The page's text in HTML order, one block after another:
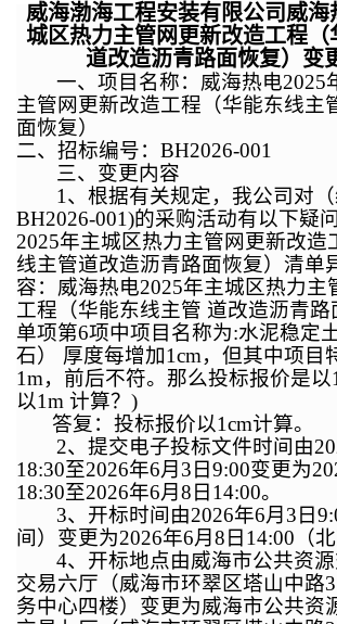
威海渤海工程安装有限公司威海
城区热力主管网更新改造工程（
道改造沥青路面恢复） 变
一、项目名称：威海热电2025
主管网更新改造工程（华能东线主
面恢复）
二、招标编号：BH2026-001
三、 变更内容
1、根据有关规定，我公司对（
BH2026-001)的采购活动有以下疑
2025年主城区热力主管网更新改造
线主管道改造沥青路面恢复）清单
容：威海热电2025年主城区热力主
工程（华能东线主管 道改造沥青路
单项第6项中项目名称为:水泥稳定
石） 厚度每增加1cm，但其中项目
1m，前后不符。那么投标报价是以
以1m 计算？)
答复：投标报价以1cm计算。
2、提交电子投标文件时间 由
18:30至2026年6月3日9:00变更为
18:30至2026年6月 8 日 14:00。
3、开标时间 由2026年6月3日
间） 变更为2026年6月 8 日 14:00（北
4、开标地点由威海市公共资
交易六厅（威海市环翠区塔山中路
务中心四楼）变更为威海市公共资